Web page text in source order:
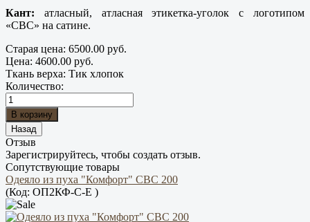
Кант: атласный, атласная этикетка-уголок с логотипом
«СВС» на сатине.
Старая цена: 6500.00 руб.
Цена: 4600.00 руб.
Ткань верха: Тик хлопок
Количество:
Отзыв
Зарегистрируйтесь, чтобы создать отзыв.
Сопутствующие товары
Одеяло из пуха "Комфорт" СВС 200
(Код: ОП2КФ-С-Е )